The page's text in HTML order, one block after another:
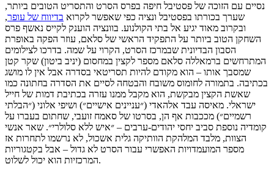
נסיים עם הזוכה של פסטיבל חיפה בפרס הסרט והתסריט הטובים ביותר,
שערך בכורתו בפסטיבל ונציה כפי שאפשר לקרוא בדיווח של עופר,
ובקרוב מאוד יגיע אל בתי הקולנוע. בוונציה הוענק לקייס נאשף פרס
השחקן הטוב ביותר על התפקיד הראשי של סלאם, עוזר הפקה באופרת
הסבון הבדיונית שבמרכז הסרט, הקרוי על שמה. בדרכו לצילומים
המתרחשים ברמאללה סלאם מספר לקצין במחסום (יניב ביטון) שקר קטן
שמסבך אותו – הוא מקודם להיות תסריטאי בסדרה אבל אין לו מושג
בכתיבה. בתמורה לחומוס משובח והבטחה לסיים את הסדרה בחתונה כמו
שאשת הקצין מבקשת, הוא מקבל ממנו עזרה בכתיבת דמות של חייל
ישראלי. מאיסה עבד אלהאדי (״עניינים אישיים״) ושיפי אלוני (״הבלתי
רשמיים״) מככבות אף הן, בסרטו של סאמח זועבי, שחתום בעברו על
קומדיה נוספת סביב יחסי יהודים-ערבים – ״איש ללא סלולרי״. שאר אנשי
הצוות, מלבד המלהקת הוותיקה גלית אשכול, לא נרשמו לתחרות אז
מספר המועמדויות האפשרי עבור הסרט לא גדול – אבל בקטגוריות
המרכזיות הוא יכול לשלוט.